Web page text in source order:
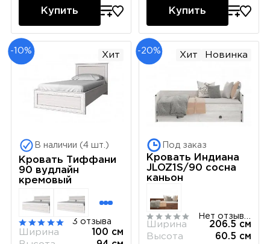
Купить Купить
-10% Хит
В наличии (4 шт.)
Кровать Тиффани
90 вудлайн
кремовый
3 отзыва
Ширина
100 см
-20% Хит Новинка
Под заказ
Кровать Индиана
JLOZ1S/90 сосна
каньон
Ширина
206.5 см
Высота
60.5 см